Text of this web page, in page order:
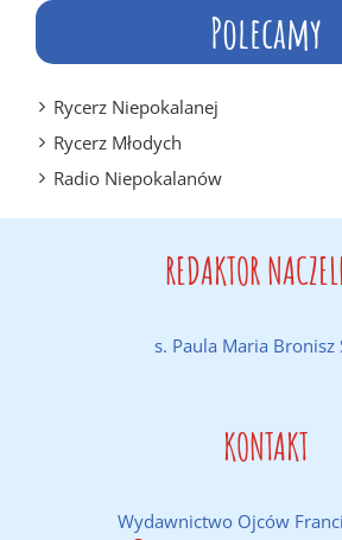
Polecamy
Rycerz Niepokalanej
Rycerz Młodych
Radio Niepokalanów
REDAKTOR
s. Paula Maria Bronisz
KONTAKT
Wydawnictwo Ojców